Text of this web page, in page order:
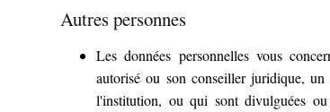
Autres personnes
Les données personnelles vous
autorisé ou son conseiller juridique,
l'institution, ou qui sont divulguées